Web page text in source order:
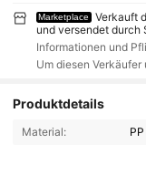
Marketplace
Verkauft
und versendet durch
Informationen und
Um diesen
Produktdetails
Material: PP